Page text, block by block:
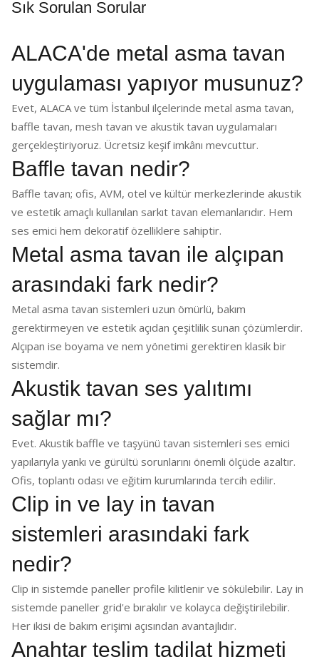
Sık Sorulan Sorular
ALACA'de metal asma tavan
uygulaması yapıyor musunuz?
Evet, ALACA ve tüm İstanbul ilçelerinde metal asma tavan,
baffle tavan, mesh tavan ve akustik tavan uygulamaları
gerçekleştiriyoruz. Ücretsiz keşif imkânı mevcuttur.
Baffle tavan nedir?
Baffle tavan; ofis, AVM, otel ve kültür merkezlerinde akustik
ve estetik amaçlı kullanılan sarkıt tavan elemanlarıdır. Hem
ses emici hem dekoratif özelliklere sahiptir.
Metal asma tavan ile alçıpan
arasındaki fark nedir?
Metal asma tavan sistemleri uzun ömürlü, bakım
gerektirmeyen ve estetik açıdan çeşitlilik sunan çözümlerdir.
Alçıpan ise boyama ve nem yönetimi gerektiren klasik bir
sistemdir.
Akustik tavan ses yalıtımı
sağlar mı?
Evet. Akustik baffle ve taşyünü tavan sistemleri ses emici
yapılarıyla yankı ve gürültü sorunlarını önemli ölçüde azaltır.
Ofis, toplantı odası ve eğitim kurumlarında tercih edilir.
Clip in ve lay in tavan
sistemleri arasındaki fark
nedir?
Clip in sistemde paneller profile kilitlenir ve sökülebilir. Lay in
sistemde paneller grid'e bırakılır ve kolayca değiştirilebilir.
Her ikisi de bakım erişimi açısından avantajlıdır.
Anahtar teslim tadilat hizmeti